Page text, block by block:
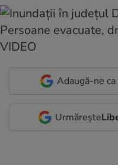
Adaugă-ne
Urmărește